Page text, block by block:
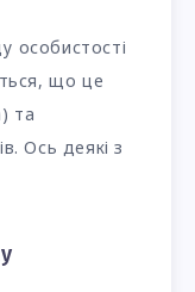
особистості
що це
та
Ось деякі з